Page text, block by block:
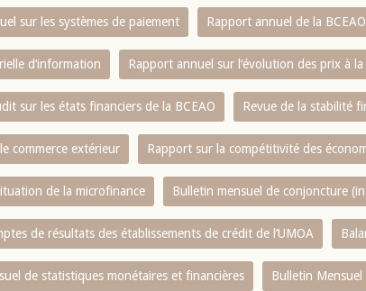
sur les systèmes de paiement Rapport annuel de la BCEAO
d‘information Rapport annuel sur l‘évolution des prix à
sur les états financiers de la BCEAO Revue de la stabilité
commerce extérieur Rapport sur la compétitivité des
de la microfinance Bulletin mensuel de conjoncture
de résultats des établissements de crédit de l‘UMOA
de statistiques monétaires et financières Bulletin